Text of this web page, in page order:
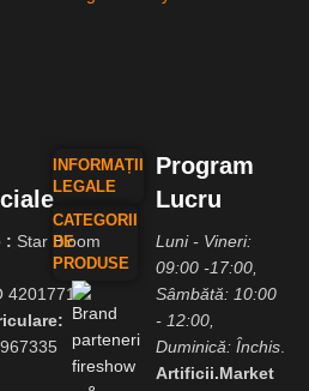
: Star Bloom
42017717
INFORMAȚII
LEGALE
CATEGORII
DE
PRODUSE
Program
Lucru
Luni - Vineri:
09:00 -17:00,
Sâmbătă: 10:00
- 12:00,
Duminică: Închis.
Artificii.Market